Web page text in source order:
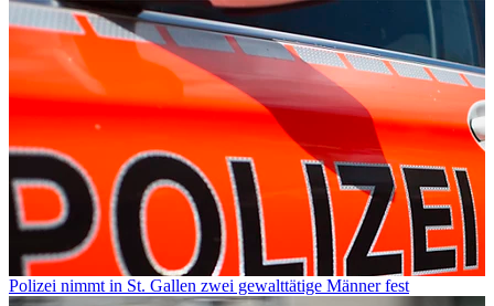
Polizei nimmt in St. Gallen zwei gewalttätige Männer fest